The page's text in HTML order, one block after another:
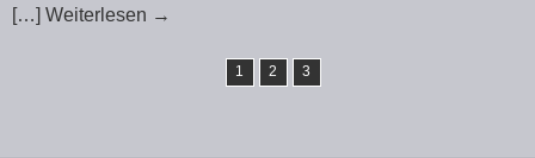
[…] Weiterlesen →
1 2 3